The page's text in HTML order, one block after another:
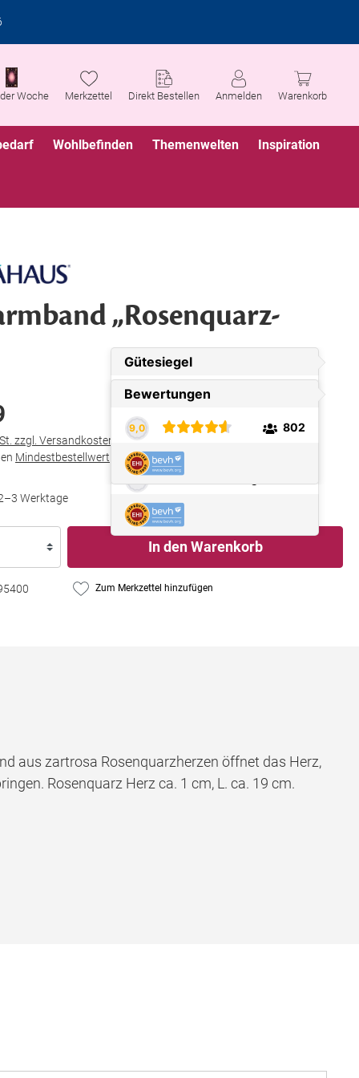
Woche Merkzettel Direkt Bestellen Anmelden Warenkorb
Wohlbefinden Themenwelten Inspiration
„Rosenquarz-
zzgl. Versandkosten
Mindestbestellwert in Höhe von€ 25,00
Werktage
In den Warenkorb
Zum Merkzettel hinzufügen
aus zartrosa Rosenquarzherzen öffnet das Herz,
Rosenquarz Herz ca. 1 cm, L. ca. 19 cm.